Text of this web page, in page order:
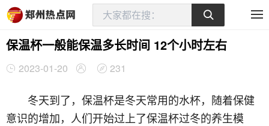
保温杯一般能保温多长时间 12个小时左右
2023-01-20 231
冬天到了，保温杯是冬天常用的水杯，随着保健
意识的增加，人们开始过上了保温杯过冬的养生模